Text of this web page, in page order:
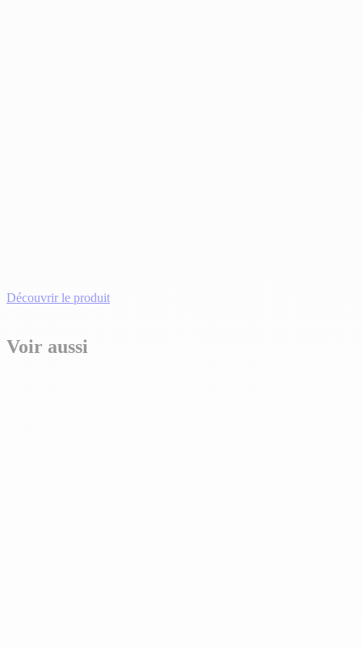
Découvrir le produit
Voir aussi